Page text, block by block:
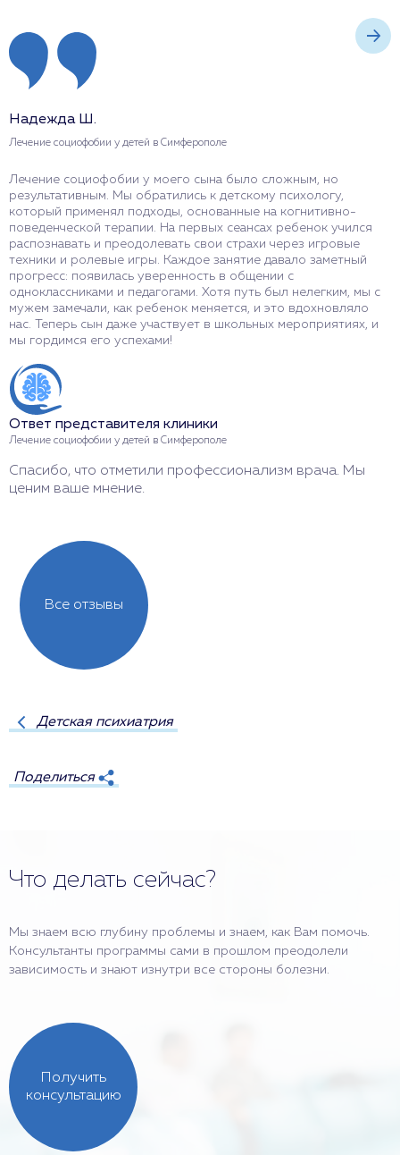
Надежда Ш.
Лечение социофобии у детей в Симферополе
Лечение социофобии у моего сына было сложным, но
результативным. Мы обратились к детскому психологу,
который применял подходы, основанные на когнитивно-
поведенческой терапии. На первых сеансах ребенок учился
распознавать и преодолевать свои страхи через игровые
техники и ролевые игры. Каждое занятие давало заметный
прогресс: появилась уверенность в общении с
одноклассниками и педагогами. Хотя путь был нелегким, мы с
мужем замечали, как ребенок меняется, и это вдохновляло
нас. Теперь сын даже участвует в школьных мероприятиях, и
мы гордимся его успехами!
Ответ представителя клиники
Лечение социофобии у детей в Симферополе
Спасибо, что отметили профессионализм врача. Мы
ценим ваше мнение.
Все отзывы
Детская психиатрия
Поделиться
Что делать сейчас?
Мы знаем всю глубину проблемы и знаем, как Вам помочь.
Консультанты программы сами в прошлом преодолели
зависимость и знают изнутри все стороны болезни.
Получить
консультацию